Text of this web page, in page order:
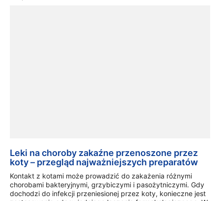
Leki na choroby zakaźne przenoszone przez
koty – przegląd najważniejszych preparatów
Kontakt z kotami może prowadzić do zakażenia różnymi
chorobami bakteryjnymi, grzybiczymi i pasożytniczymi. Gdy
dochodzi do infekcji przeniesionej przez koty, konieczne jest